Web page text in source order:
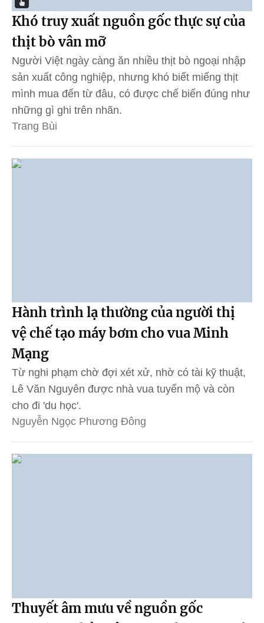
Khó truy xuất nguồn gốc thực sự của
thịt bò vân mỡ
Người Việt ngày càng ăn nhiều thịt bò ngoại nhập
sản xuất công nghiệp, nhưng khó biết miếng thịt
mình mua đến từ đâu, có được chế biến đúng như
những gì ghi trên nhãn.
Trang Bùi
Hành trình lạ thường của người thị
vệ chế tạo máy bơm cho vua Minh
Mạng
Từ nghi phạm chờ đợi xét xử, nhờ có tài kỹ thuật,
Lê Văn Nguyên được nhà vua tuyển mộ và còn
cho đi 'du học'.
Nguyễn Ngọc Phương Đông
Thuyết âm mưu về nguồn gốc